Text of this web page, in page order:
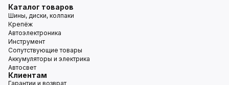
Каталог товаров
Шины, диски, колпаки
Крепёж
Автоэлектроника
Инструмент
Сопутствующие товары
Аккумуляторы и электрика
Автосвет
Клиентам
Гарантии и возврат